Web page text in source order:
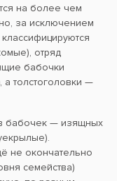
на более чем
за исключением
отряд
бабочки
, а толстоголовки —
бабочек — изящных
не окончательно
семейства)